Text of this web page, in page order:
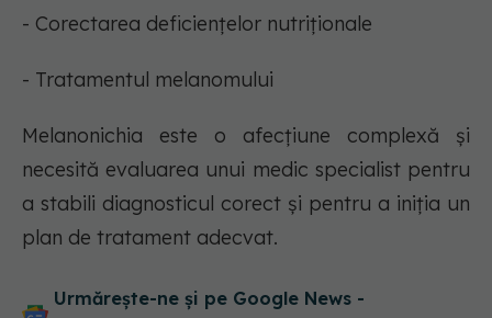
- Corectarea deficiențelor nutriționale
- Tratamentul melanomului
Melanonichia este o afecțiune complexă și
necesită evaluarea unui medic specialist pentru
a stabili diagnosticul corect și pentru a iniția un
plan de tratament adecvat.
Urmărește-ne și pe Google News -